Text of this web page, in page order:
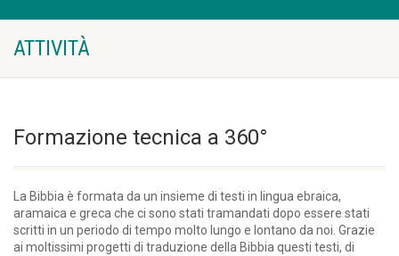
ATTIVITÀ
Formazione tecnica a 360°
La Bibbia è formata da un insieme di testi in lingua ebraica,
aramaica e greca che ci sono stati tramandati dopo essere stati
scritti in un periodo di tempo molto lungo e lontano da noi. Grazie
ai moltissimi progetti di traduzione della Bibbia questi testi, di